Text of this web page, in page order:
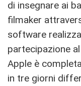
di insegnare ai
filmaker
software
partecipazione al
Apple è
in tre giorni